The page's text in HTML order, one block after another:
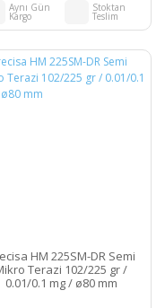
Aynı Gün
Kargo
Stoktan
Teslim
HM 225SM-DR Semi
Terazi 102/225 gr /
0.01/0.1 mg / ø80 mm